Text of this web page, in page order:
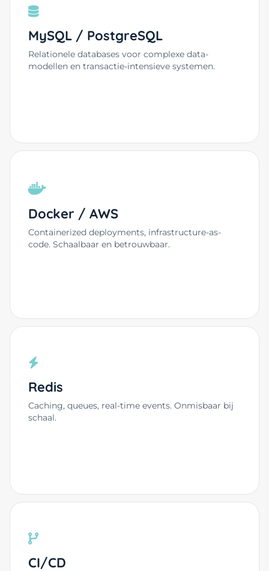
MySQL / PostgreSQL
Relationele databases voor complexe data-
modellen en transactie-intensieve systemen.
Docker / AWS
Containerized deployments, infrastructure-as-
code. Schaalbaar en betrouwbaar.
Redis
Caching, queues, real-time events. Onmisbaar bij
schaal.
CI/CD